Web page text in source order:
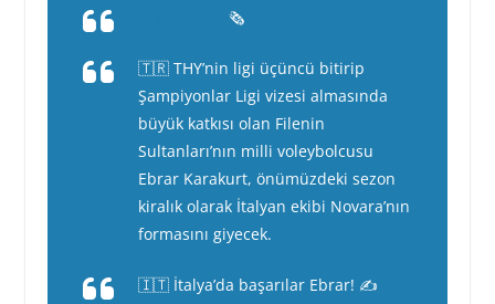
🗞
🇹🇷 THY’nin ligi üçüncü bitirip
Şampiyonlar Ligi vizesi almasında
büyük katkısı olan Filenin
Sultanları’nın milli voleybolcusu
Ebrar Karakurt, önümüzdeki sezon
kiralık olarak İtalyan ekibi Novara’nın
formasını giyecek.
🇮🇹 İtalya’da başarılar Ebrar! ✍️